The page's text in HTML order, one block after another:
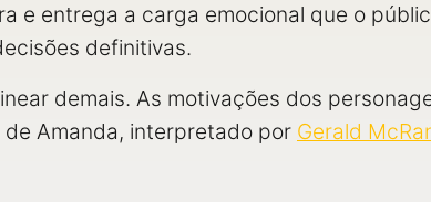
e entrega a carga emocional que o
definitivas.
demais. As motivações dos
Amanda, interpretado por Gerald